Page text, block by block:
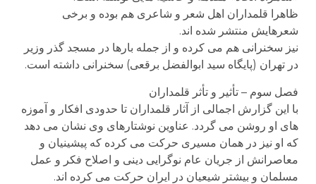
ظاهرا قلمداران اهل شعر و شاعری هم بوده و برخی
شعرهایش منتشر شده اند.
نیز سخنرانی هم می کرده و از جمله بارها در مسجد گذر وزیر
در تهران (پایگاه سید ابوالفضل برقعی) سخنرانی داشته است.
فصل سوم – تأثیر و تأثر قلمداران
با این گزارش اجمالی از آثار قلمداران تا حدودی افکار و آموزه
های او روشن می گردد. عناوین نوشتارهای وی نشان می دهد
که او نیز در همان مسیری حرکت می کرده که پیشینیان و
معاصرانش از جریان عام نوگرایی دینی و اصلاح فکر و عمل
مسلمان و بیشتر شیعیان در ایران حرکت می کرده اند.